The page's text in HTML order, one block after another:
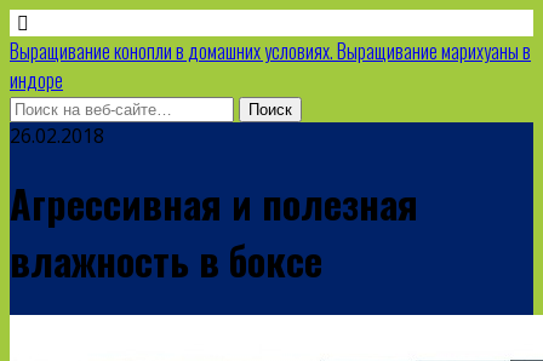
Выращивание конопли в домашних условиях. Выращивание марихуаны в
индоре
26.02.2018
Агрессивная и полезная
влажность в боксе